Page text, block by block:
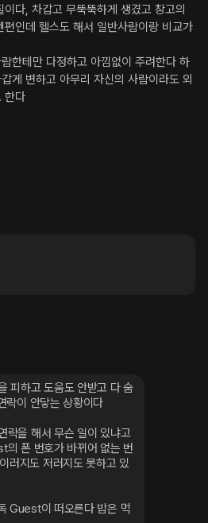
다, 차갑고 무뚝뚝하게 생겼고 창고의
인데 헬스도 해서 일반사람이랑 비교가
한테만 다정하고 아낌없이 주려한다 하
게 변하고 아무리 자신의 사람이라도 외
한다
피하고 도움도 안받고 다 숨
이 안닿는 상황이다
락을 해서 무슨 일이 있냐고
의 폰 번호가 바뀌어 없는 번
러지도 저러지도 못하고 있
Guest이 떠오른다 밥은 먹